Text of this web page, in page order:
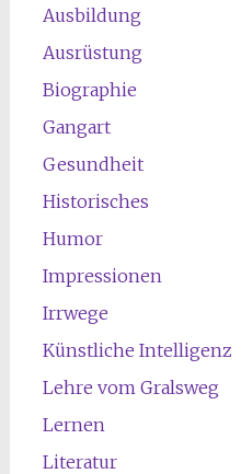
Ausbildung
Ausrüstung
Biographie
Gangart
Gesundheit
Historisches
Humor
Impressionen
Irrwege
Künstliche Intelligenz
Lehre vom Gralsweg
Lernen
Literatur